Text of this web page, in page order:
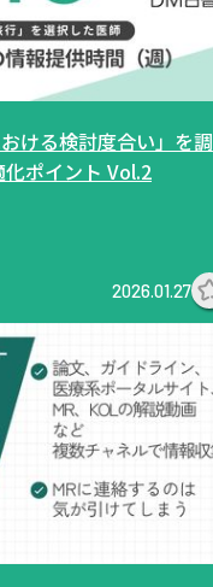
ける検討度合い」を調
ポイント Vol.2
2026.01.27